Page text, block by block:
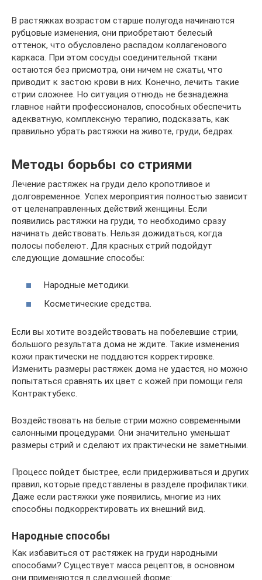
В растяжках возрастом старше полугода начинаются
рубцовые изменения, они приобретают белесый
оттенок, что обусловлено распадом коллагенового
каркаса. При этом сосуды соединительной ткани
остаются без присмотра, они ничем не сжаты, что
приводит к застою крови в них. Конечно, лечить такие
стрии сложнее. Но ситуация отнюдь не безнадежна:
главное найти профессионалов, способных обеспечить
адекватную, комплексную терапию, подсказать, как
правильно убрать растяжки на животе, груди, бедрах.
Методы борьбы со стриями
Лечение растяжек на груди дело кропотливое и
долговременное. Успех мероприятия полностью зависит
от целенаправленных действий женщины. Если
появились растяжки на груди, то необходимо сразу
начинать действовать. Нельзя дожидаться, когда
полосы побелеют. Для красных стрий подойдут
следующие домашние способы:
Народные методики.
Косметические средства.
Если вы хотите воздействовать на побелевшие стрии,
большого результата дома не ждите. Такие изменения
кожи практически не поддаются корректировке.
Изменить размеры растяжек дома не удастся, но можно
попытаться сравнять их цвет с кожей при помощи геля
Контрактубекс.
Воздействовать на белые стрии можно современными
салонными процедурами. Они значительно уменьшат
размеры стрий и сделают их практически не заметными.
Процесс пойдет быстрее, если придерживаться и других
правил, которые представлены в разделе профилактики.
Даже если растяжки уже появились, многие из них
способны подкорректировать их внешний вид.
Народные способы
Как избавиться от растяжек на груди народными
способами? Существует масса рецептов, в основном
они применяются в следующей форме: